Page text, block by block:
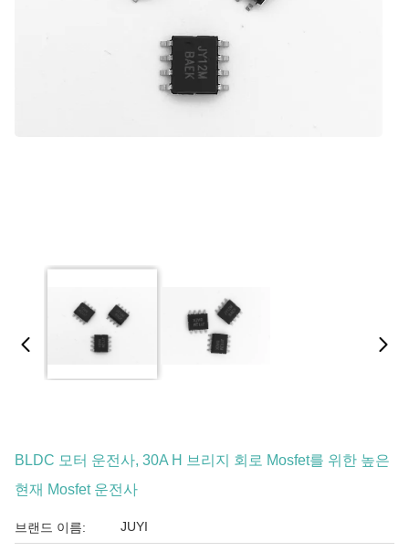
BLDC 모터 운전사, 30A H 브리지 회로 Mosfet를 위한 높은
현재 Mosfet 운전사
브랜드 이름: JUYI